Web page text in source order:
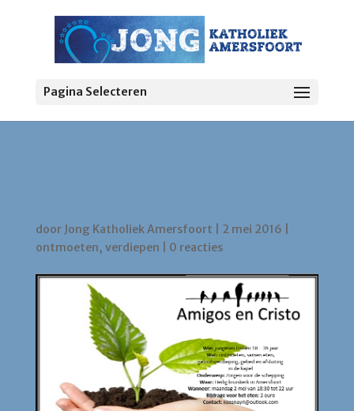
Pagina Selecteren
door Jong Katholiek Amersfoort 2 mei 2016
ontmoeten, verdiepen 0 reacties